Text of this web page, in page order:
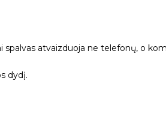
spalvas atvaizduoja ne telefonų, o
dydį.